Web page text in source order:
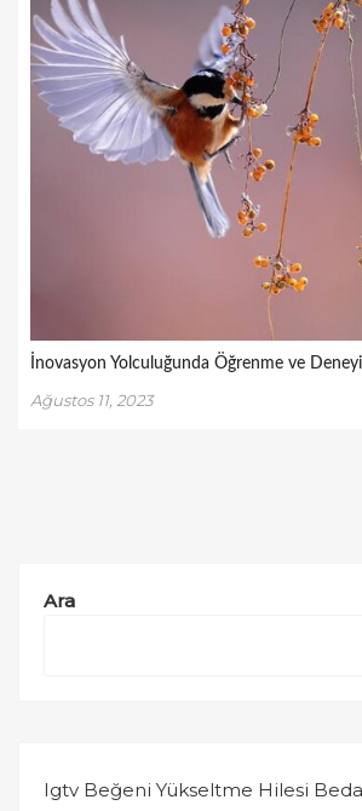
İnovasyon Yolculuğunda Öğrenme ve
Ağustos 11, 2023
Ara
Igtv Beğeni Yükseltme Hilesi